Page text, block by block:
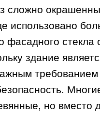
сложно
использовано
фасадного
здание
требованием
но вместо